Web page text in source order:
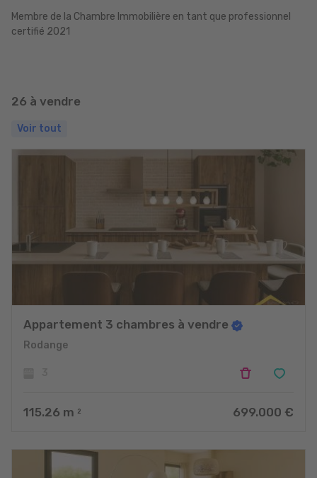
Membre de la Chambre Immobilière en tant que professionnel
certifié 2021
26 à vendre
Voir tout
Appartement 3 chambres à vendre
Rodange
115.26 m 2 699.000 €